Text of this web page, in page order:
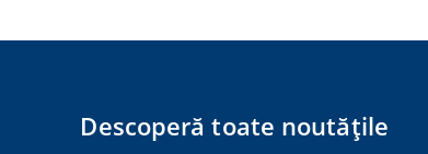
Descoperă toate noutățile